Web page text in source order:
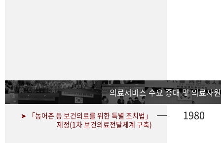
의료서비스 수요 증대 및 의료자
➤ 「농어촌 등 보건의료를 위한 특별 조치법」
제정(1차 보건의료전달체계 구축)
1980